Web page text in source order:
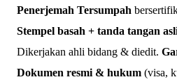
Penerjemah Tersumpah
Stempel basah + tanda tangan
Dikerjakan ahli bidang & diedit.
Dokumen resmi & hukum (visa,